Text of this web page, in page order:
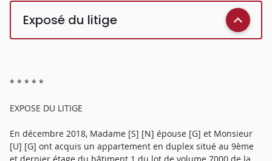
Exposé du litige
* * * * *
EXPOSE DU LITIGE
En décembre 2018, Madame [S] [N] épouse [G] et Monsieur
[U] [G] ont acquis un appartement en duplex situé au 9ème